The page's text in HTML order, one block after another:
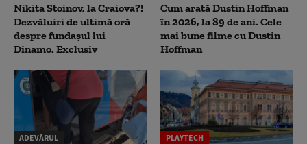
Nikita Stoinov, la Craiova?!
Dezvăluiri de ultimă oră
despre fundașul lui
Dinamo. Exclusiv
Cum arată Dustin Hoffman
în 2026, la 89 de ani. Cele
mai bune filme cu Dustin
Hoffman
ADEVĂRUL PLAYTECH